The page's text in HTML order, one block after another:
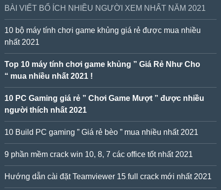
BÀI VIẾT BỔ ÍCH NHIỀU NGƯỜI XEM NHẤT NĂM 2021
10 bộ máy tính chơi game khủng giá rẻ được mua nhiều
nhất 2021
Top 10 máy tính chơi game khủng ” Giá Rẻ Như Cho
“ mua nhiều nhất 2021 !
10 PC Gaming giá rẻ ” Chơi Game Mượt ” được nhiều
người thích nhất 2021
10 Build PC gaming ” Giá rẻ bèo ” mua nhiều nhất 2021
9 phần mềm crack win 10, 8, 7 các office tốt nhất 2021
Hướng dẫn cài đặt Teamviewer 15 full crack mới nhất 2021